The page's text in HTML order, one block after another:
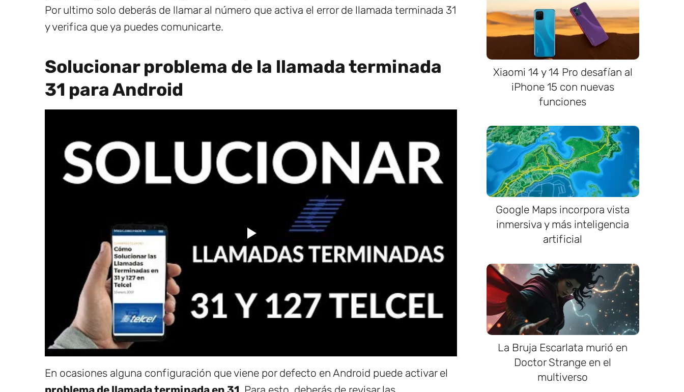
Por ultimo solo deberás de llamar al número que activa el error de llamada terminada 31
y verifica que ya puedes comunicarte.
Solucionar problema de la llamada terminada
31 para Android
En ocasiones alguna configuración que viene por defecto en Android puede activar el
Xiaomi 14 y 14 Pro desafían al
iPhone 15 con nuevas
funciones
Google Maps incorpora vista
inmersiva y más inteligencia
artificial
La Bruja Escarlata murió en
Doctor Strange en el
multiverso